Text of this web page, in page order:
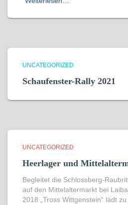
UNCATEGORIZED
Schaufenster-Rally 2021
UNCATEGORIZED
Heerlager und
Begleitet die Schlossberg-
auf den Mittelaltermarkt bei
2018 „Tross Wittgenstein“ lädt